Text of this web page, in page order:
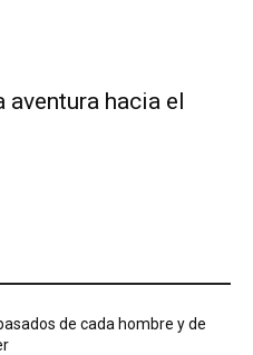
aventura hacia el
de cada hombre y de